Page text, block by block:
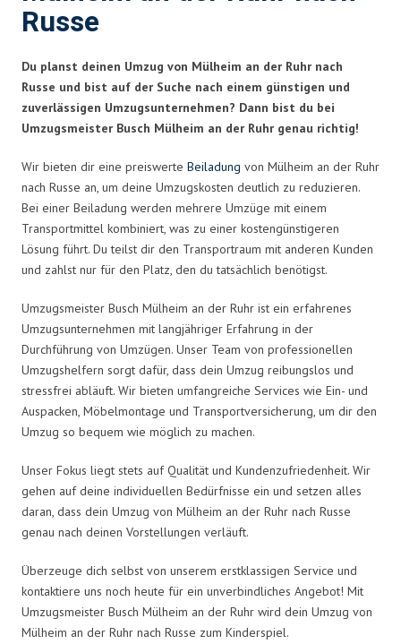
Russe
Du planst deinen Umzug von Mülheim an der Ruhr nach
Russe und bist auf der Suche nach einem günstigen und
zuverlässigen Umzugsunternehmen? Dann bist du bei
Umzugsmeister Busch Mülheim an der Ruhr genau richtig!
Wir bieten dir eine preiswerte Beiladung von Mülheim an der Ruhr
nach Russe an, um deine Umzugskosten deutlich zu reduzieren.
Bei einer Beiladung werden mehrere Umzüge mit einem
Transportmittel kombiniert, was zu einer kostengünstigeren
Lösung führt. Du teilst dir den Transportraum mit anderen Kunden
und zahlst nur für den Platz, den du tatsächlich benötigst.
Umzugsmeister Busch Mülheim an der Ruhr ist ein erfahrenes
Umzugsunternehmen mit langjähriger Erfahrung in der
Durchführung von Umzügen. Unser Team von professionellen
Umzugshelfern sorgt dafür, dass dein Umzug reibungslos und
stressfrei abläuft. Wir bieten umfangreiche Services wie Ein- und
Auspacken, Möbelmontage und Transportversicherung, um dir den
Umzug so bequem wie möglich zu machen.
Unser Fokus liegt stets auf Qualität und Kundenzufriedenheit. Wir
gehen auf deine individuellen Bedürfnisse ein und setzen alles
daran, dass dein Umzug von Mülheim an der Ruhr nach Russe
genau nach deinen Vorstellungen verläuft.
Überzeuge dich selbst von unserem erstklassigen Service und
kontaktiere uns noch heute für ein unverbindliches Angebot! Mit
Umzugsmeister Busch Mülheim an der Ruhr wird dein Umzug von
Mülheim an der Ruhr nach Russe zum Kinderspiel.